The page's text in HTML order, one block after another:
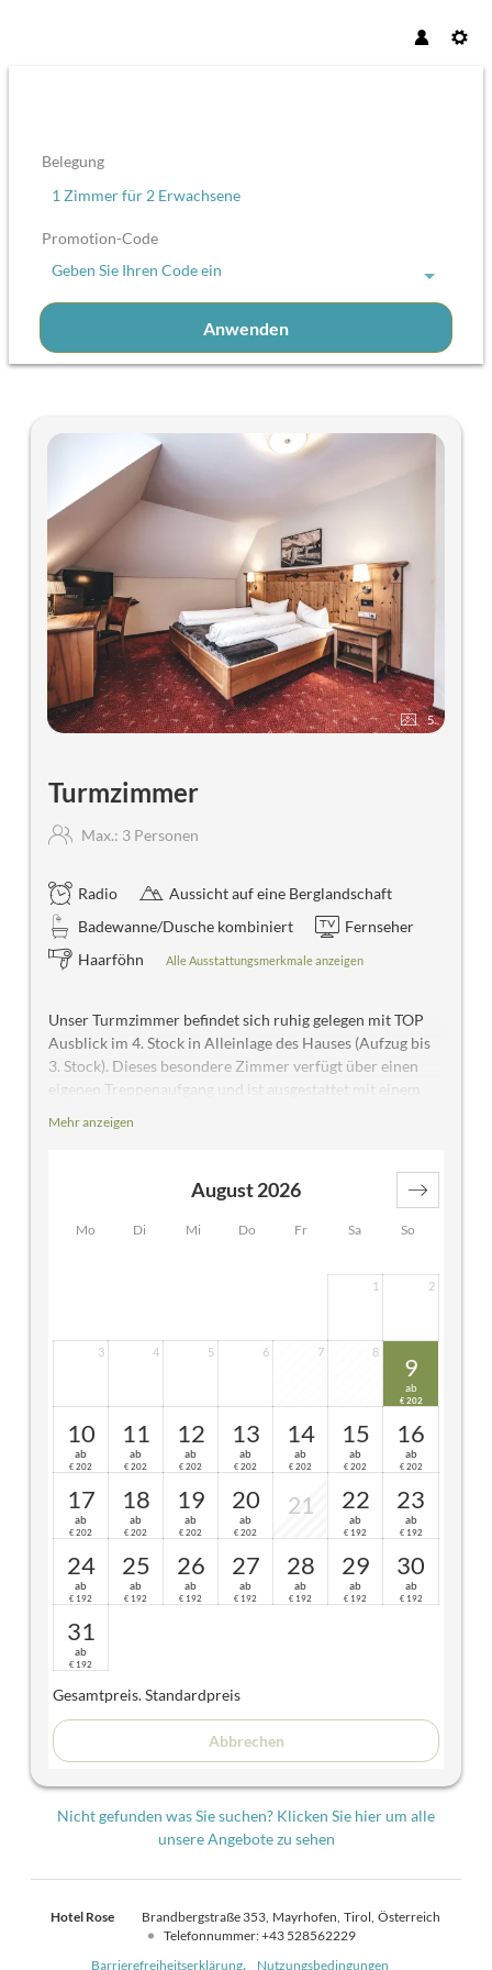
Belegung
1 Zimmerfür 2 Erwachsene
Promotion-Code
Geben Sie Ihren Code ein
Anwenden
Unsere Angebote im Zimmer
5
Turmzimmer
Max.: 3 Personen
Radio
Aussicht auf eine Berglandschaft
Badewanne/Dusche kombiniert
Fernseher
Haarföhn
Alle Ausstattungsmerkmale anzeigen
Unser Turmzimmer befindet sich ruhig gelegen mit TOP
Ausblick im 4. Stock in Alleinlage des Hauses (Aufzug bis
3. Stock). Dieses besondere Zimmer verfügt über einen
eigenen Treppenaufgang und ist ausgestattet mit einem
Badezimmer mit Badewanne mit Duschwand, WC
Fensterfront mit herrlichem Ausblick auf unsere
Mehr anzeigen
Mo Di Mi Do Fr Sa So
August 2026
1 2
3 4 5 6 7 8
9
ab
€ 202
10
ab
€ 202
11
ab
€ 202
12
ab
€ 202
13
ab
€ 202
14
ab
€ 202
15
ab
€ 202
16
ab
€ 202
17
ab
€ 202
18
ab
€ 202
19
ab
€ 202
20
ab
€ 202
21 22
ab
€ 192
23
ab
€ 192
24
ab
€ 192
25
ab
€ 192
26
ab
€ 192
27
ab
€ 192
28
ab
€ 192
29
ab
€ 192
30
ab
€ 192
31
ab
€ 192
Gesamtpreis. Standardpreis
Abbrechen
Nicht gefunden was Sie suchen? Klicken Sie hier um alle
unsere Angebote zu sehen
Hotel Rose Brandbergstraße 353 Mayrhofen Tirol Österreich
Telefonnummer:+43 528562229
Barrierefreiheitserklärung
Nutzungsbedingungen